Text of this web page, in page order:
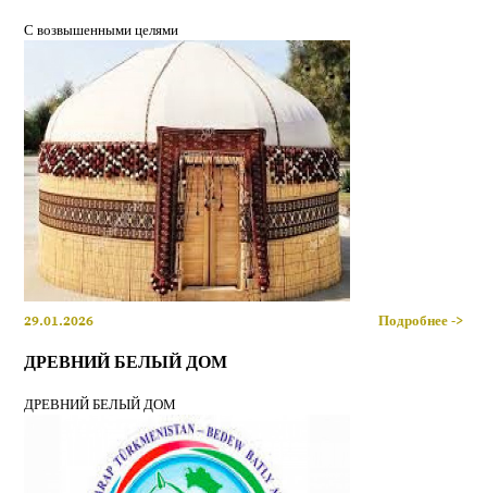
С возвышенными целями
29.01.2026 Подробнее ->
ДРЕВНИЙ БЕЛЫЙ ДОМ
ДРЕВНИЙ БЕЛЫЙ ДОМ